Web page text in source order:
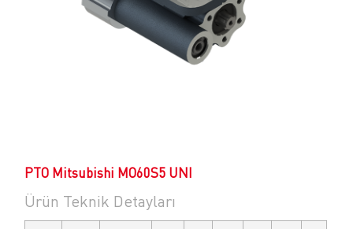
PTO Mitsubishi MO60S5 UNI
Ürün Teknik Detayları